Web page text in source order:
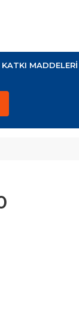
KATKI MADDELERİ